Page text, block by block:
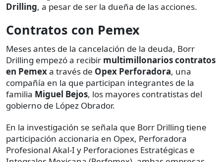
Drilling, a pesar de ser la dueña de las acciones.
Contratos con Pemex
Meses antes de la cancelación de la deuda, Borr
Drilling empezó a recibir multimillonarios contratos
en Pemexa través de Opex Perforadora, una
compañía en la que participan integrantes de la
familia Miguel Bejos, los mayores contratistas del
gobierno de López Obrador.
En la investigación se señala que Borr Drilling tiene
participación accionaria en Opex, Perforadora
Profesional Akal-I y Perforaciones Estratégicas e